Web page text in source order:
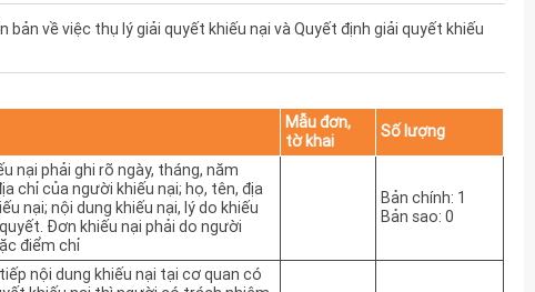
bản về việc thụ lý giải quyết khiếu nại và Quyết định giải quyết khiếu
Mẫu đơn,
tờ khai
Số lượng
nại phải ghi rõ ngày, tháng, năm
chỉ của người khiếu nại; họ, tên, địa
nại; nội dung khiếu nại, lý do khiếu
Đơn khiếu nại phải do người
điểm chỉ
Bản chính: 1
Bản sao: 0
nội dung khiếu nại tại cơ quan có